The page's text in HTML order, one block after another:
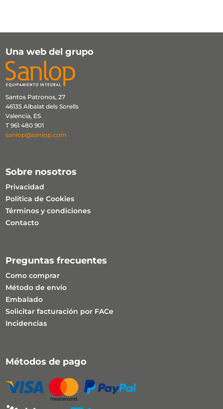
Una web del grupo
Santos Patronos, 27
46135 Albalat dels Sorells
Valencia, ES
T 961 480 901
sanlop@sanlop.com
Sobre nosotros
Privacidad
Política de Cookies
Términos y condiciones
Contacto
Preguntas frecuentes
Como comprar
Método de envío
Embalado
Solicitar facturación por FACe
Incidencias
Métodos de pago